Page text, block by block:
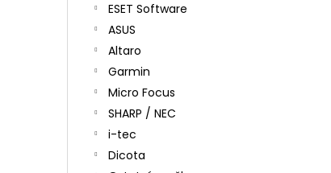
ESET Software
ASUS
Altaro
Garmin
Micro Focus
SHARP / NEC
i-tec
Dicota